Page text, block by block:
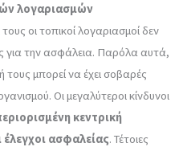
λογαριασμών
οι τοπικοί λογαριασμοί δεν
για την ασφάλεια. Παρόλα αυτά,
τους μπορεί να έχει σοβαρές
Οι μεγαλύτεροι κίνδυνοι
κεντρική
έλεγχοι ασφαλείας. Τέτοιες